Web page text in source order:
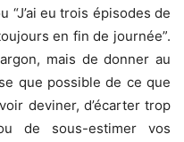
“J’ai eu trois épisodes de
en fin de journée”.
mais de donner au
que possible de ce que
deviner, d’écarter trop
de sous-estimer vos